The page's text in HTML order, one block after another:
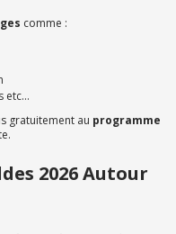
comme :
etc…
gratuitement au programme
2026 Autour